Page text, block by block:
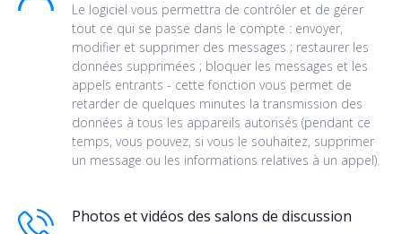
Le logiciel vous permettra de contrôler et de gérer
tout ce qui se passe dans le compte : envoyer,
modifier et supprimer des messages ; restaurer les
données supprimées ; bloquer les messages et les
appels entrants - cette fonction vous permet de
retarder de quelques minutes la transmission des
données à tous les appareils autorisés (pendant ce
temps, vous pouvez, si vous le souhaitez, supprimer
un message ou les informations relatives à un appel).
Photos et vidéos des salons de discussion